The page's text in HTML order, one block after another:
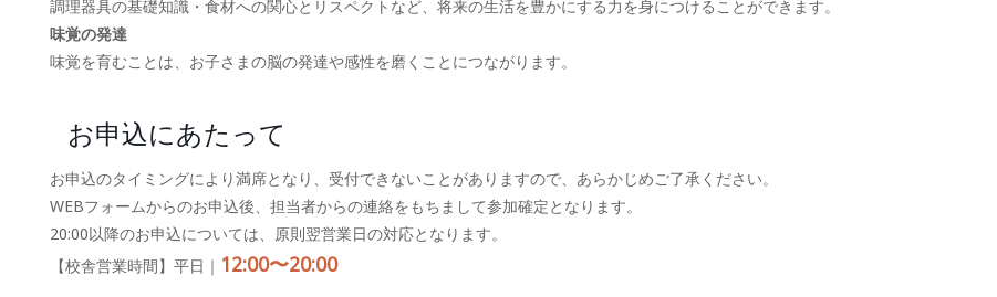
調理器具の基礎知識・食材への関心とリスペクトなど、将来の生活を豊かにする力を身につけることができます。
味覚の発達
味覚を育むことは、お子さまの脳の発達や感性を磨くことにつながります。
お申込にあたって
お申込のタイミングにより満席となり、受付できないことがありますので、あらかじめご了承ください。
WEBフォームからのお申込後、担当者からの連絡をもちまして参加確定となります。
20:00以降のお申込については、原則翌営業日の対応となります。
【校舎営業時間】平日｜ 12:00〜20:00